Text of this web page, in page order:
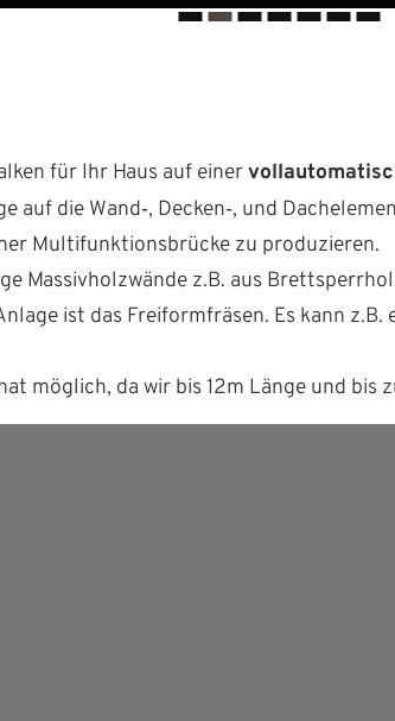
für Ihr Haus auf ein­er
auf die Wand‑, Decken‑, und
Mul­ti­funk­tions­brücke zu produzieren.
Mas­sivholzwände z.B. aus
ist das Freiform­fräsen. Es kann
möglich, da wir bis 12m Länge und bis